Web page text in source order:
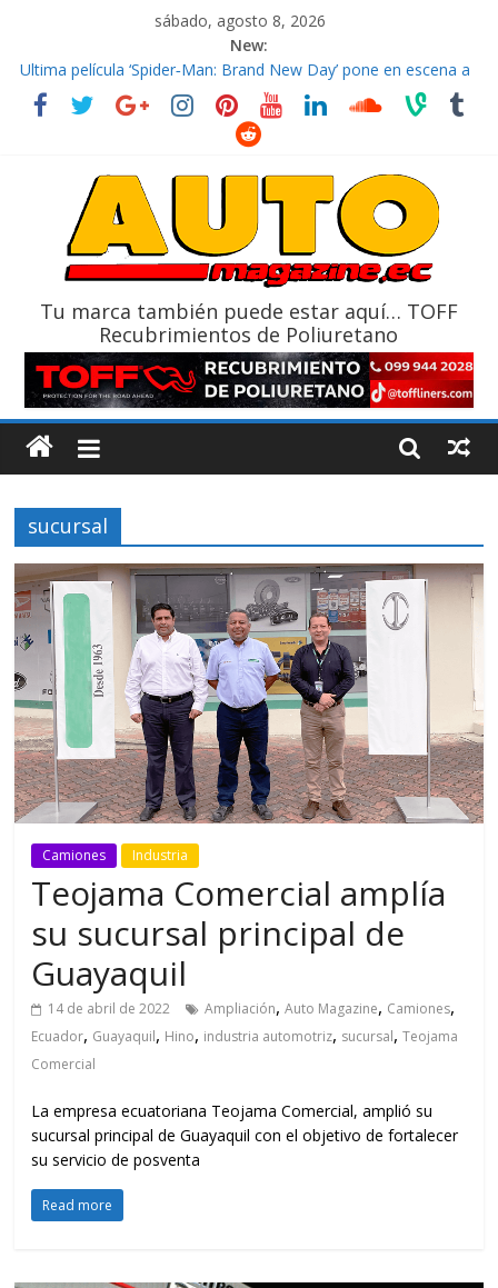
sábado, agosto 8, 2026
New:
El costo de tener un vehículo gana protagonismo a la hora de
decidir
Ultima película ‘Spider‑Man: Brand New Day’ pone en escena a
La Vuelta al Ecuador 2026, edición 47ª, recorre 7 provincias en 8
La FEDAK recibe 12 Sinotruk Bolden para cubrir las rutas de La
Tu marca también puede estar aquí… TOFF
Recubrimientos de Poliuretano
sucursal
Camiones Industria
Teojama Comercial amplía
su sucursal principal de
Guayaquil
14 de abril de 2022 Ampliación,Auto Magazine, Camiones,
Ecuador, Guayaquil, Hino, industria automotriz, sucursal,Teojama
Comercial
La empresa ecuatoriana Teojama Comercial, amplió su
sucursal principal de Guayaquil con el objetivo de fortalecer
su servicio de posventa
Read more